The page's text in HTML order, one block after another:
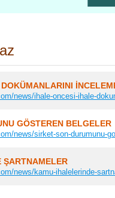
news/ihale-oncesi-ihale-
GÖSTEREN BELGELER
news/sirket-son-durumunu-
ŞARTNAMELER
news/kamu-ihalelerinde-